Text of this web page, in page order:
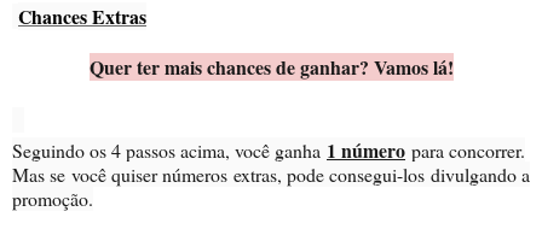
Chances Extras
Quer ter mais chances de ganhar? Vamos lá!
Seguindo os 4 passos acima, você ganha 1 número para concorrer.
Mas se você quiser números extras, pode consegui-los divulgando a
promoção.